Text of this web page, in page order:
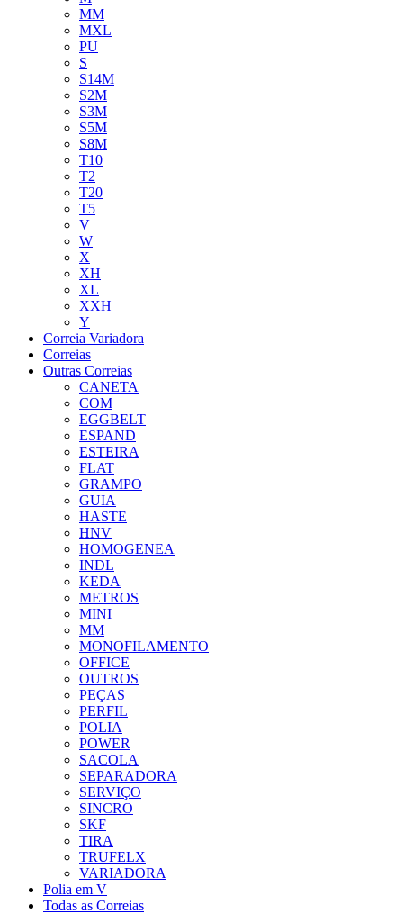
MM
MXL
PU
S
S14M
S2M
S3M
S5M
S8M
T10
T2
T20
T5
V
W
X
XH
XL
XXH
Y
Correia Variadora
Correias
Outras Correias
CANETA
COM
EGGBELT
ESPAND
ESTEIRA
FLAT
GRAMPO
GUIA
HASTE
HNV
HOMOGENEA
INDL
KEDA
METROS
MINI
MM
MONOFILAMENTO
OFFICE
OUTROS
PEÇAS
PERFIL
POLIA
POWER
SACOLA
SEPARADORA
SERVIÇO
SINCRO
SKF
TIRA
TRUFELX
VARIADORA
Polia em V
Todas as Correias